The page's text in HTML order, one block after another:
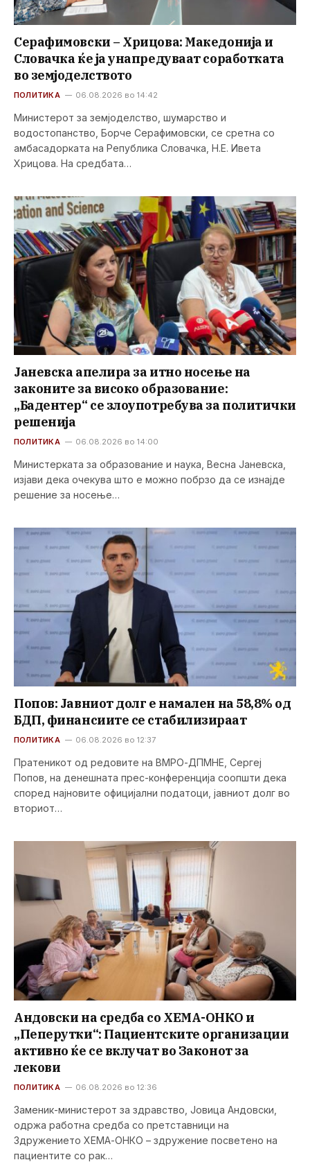
Серафимовски – Хрицова: Македонија и
Словачка ќе ја унапредуваат соработката
во земјоделството
ПОЛИТИКА 06.08.2026 во 14:42
Министерот за земјоделство, шумарство и
водостопанство, Борче Серафимовски, се сретна со
амбасадорката на Република Словачка, Н.Е. Ивета
Хрицова. На средбата…
Јаневска апелира за итно носење на
законите за високо образование:
„Бадентер“ се злоупотребува за политички
решенија
ПОЛИТИКА 06.08.2026 во 14:00
Министерката за образование и наука, Весна Јаневска,
изјави дека очекува што е можно побрзо да се изнајде
решение за носење…
Попов: Јавниот долг е намален на 58,8% од
БДП, финансиите се стабилизираат
ПОЛИТИКА 06.08.2026 во 12:37
Пратеникот од редовите на ВМРО-ДПМНЕ, Сергеј
Попов, на денешната прес-конференција соопшти дека
според најновите официјални податоци, јавниот долг во
вториот…
Андовски на средба со ХЕМА-ОНКО и
„Пеперутки“: Пациентските организации
активно ќе се вклучат во Законот за
лекови
ПОЛИТИКА 06.08.2026 во 12:36
Заменик-министерот за здравство, Јовица Андовски,
одржа работна средба со претставници на
Здружението ХЕМА-ОНКО – здружение посветено на
пациентите со рак…